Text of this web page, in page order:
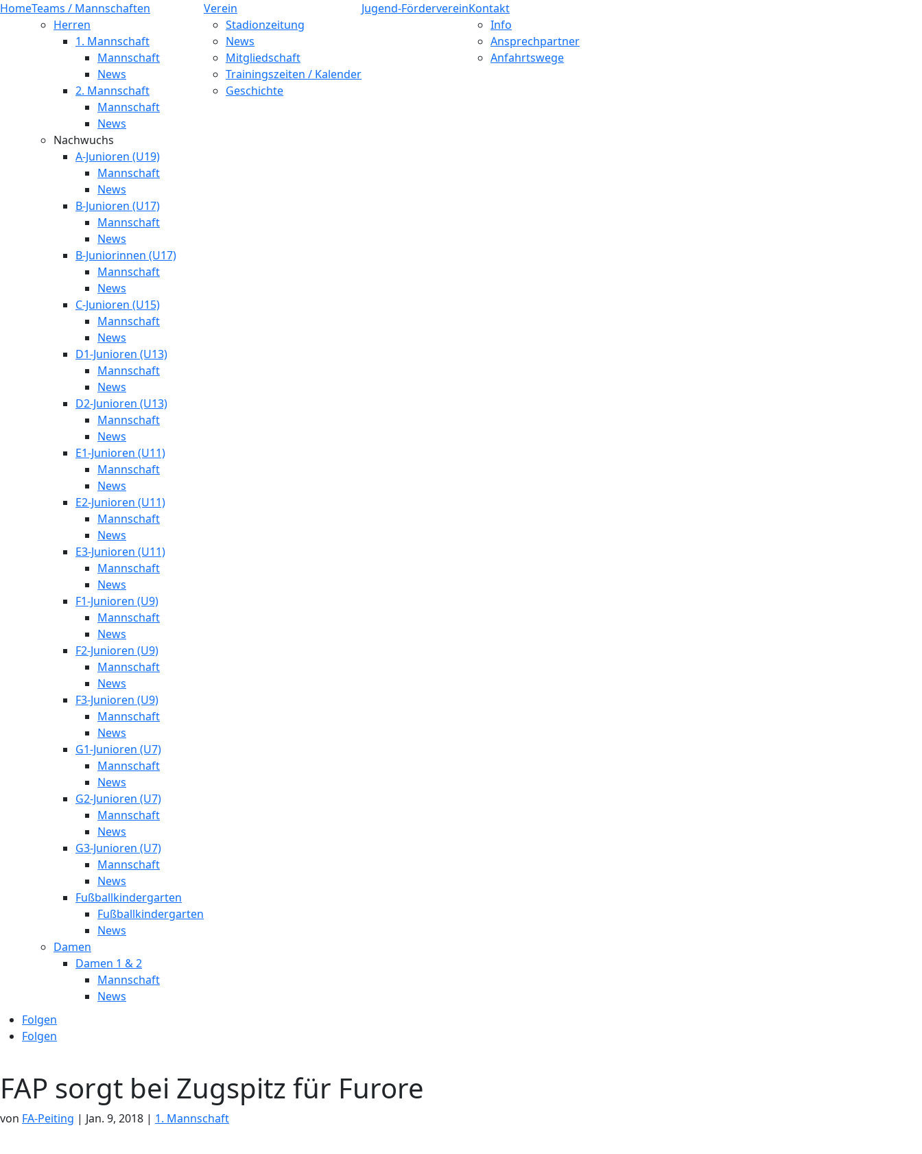
HomeTeams / Mannschaften
Herren
1. Mannschaft
Mannschaft
News
2. Mannschaft
Mannschaft
News
Nachwuchs
A-Junioren (U19)
Mannschaft
News
B-Junioren (U17)
Mannschaft
News
B-Juniorinnen (U17)
Mannschaft
News
C-Junioren (U15)
Mannschaft
News
D1-Junioren (U13)
Mannschaft
News
D2-Junioren (U13)
Mannschaft
News
E1-Junioren (U11)
Mannschaft
News
E2-Junioren (U11)
Mannschaft
News
E3-Junioren (U11)
Mannschaft
News
F1-Junioren (U9)
Mannschaft
News
F2-Junioren (U9)
Mannschaft
News
F3-Junioren (U9)
Mannschaft
News
G1-Junioren (U7)
Mannschaft
News
G2-Junioren (U7)
Mannschaft
News
G3-Junioren (U7)
Mannschaft
News
Fußballkindergarten
Fußballkindergarten
News
Damen
Damen 1 & 2
Mannschaft
News
Verein
Stadionzeitung
News
Mitgliedschaft
Trainingszeiten / Kalender
Geschichte
Jugend-FördervereinKontakt
Info
Ansprechpartner
Anfahrtswege
Folgen
Folgen
FAP sorgt bei Zugspitz für Furore
von FA-Peiting | Jan. 9, 2018 | 1. Mannschaft